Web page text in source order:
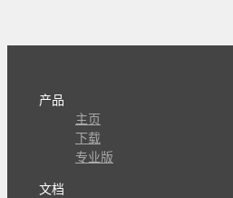
产品
主页
下载
专业版
文档